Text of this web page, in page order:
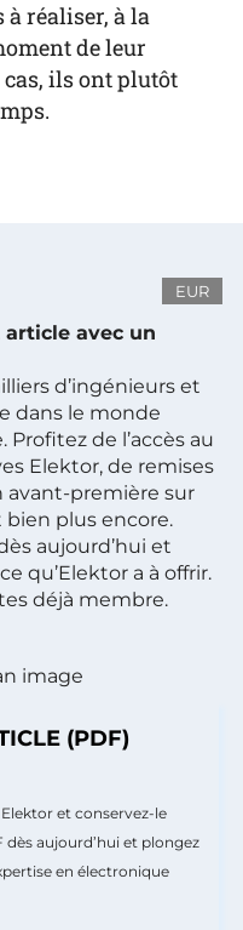
à réaliser, à la
de leur
ils ont plutôt
EUR
avec un
d’ingénieurs et
dans le monde
de l’accès au
Elektor, de remises
avant-première sur
bien plus encore.
aujourd’hui et
qu’Elektor a à offrir.
déjà membre.
(PDF)
et conservez-le
aujourd’hui et plongez
en électronique